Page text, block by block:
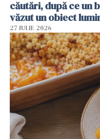
căutări, după ce un
văzut un obiect
27 IULIE 2026